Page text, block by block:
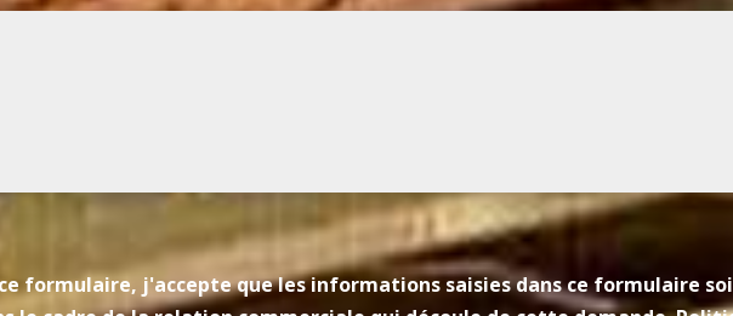
formulaire, j'accepte que les informations saisies dans ce formulaire